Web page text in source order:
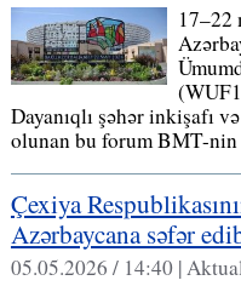
17–22
Dayanıqlı şəhər inkişafı
olunan bu forum BMT-
Çexiya
Azərbaycana səfər
05.05.2026 / 14:40 |